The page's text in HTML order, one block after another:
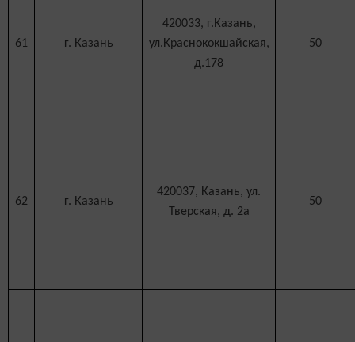
61 г. Казань
420033, г.Казань,
ул.Краснококшайская,
д.178
50
62 г. Казань
420037, Казань, ул.
Тверская, д. 2а
50